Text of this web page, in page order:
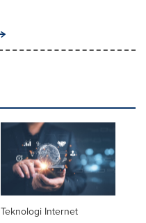
Teknologi Internet